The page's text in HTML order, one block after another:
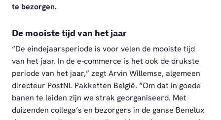
te bezorgen.
De mooiste tijd van het jaar
“De eindejaarsperiode is voor velen de mooiste tijd
van het jaar. In de e-commerce is het ook de drukste
periode van het jaar,” zegt Arvin Willemse, algemeen
directeur PostNL Pakketten België. “Om dat in goede
banen te leiden zijn we strak georganiseerd. Met
duizenden collega’s en bezorgers in de ganse Benelux